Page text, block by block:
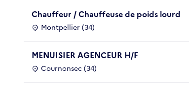
Chauffeur / Chauffeuse de poids lourd
Montpellier (34)
MENUISIER AGENCEUR H/F
Cournonsec (34)